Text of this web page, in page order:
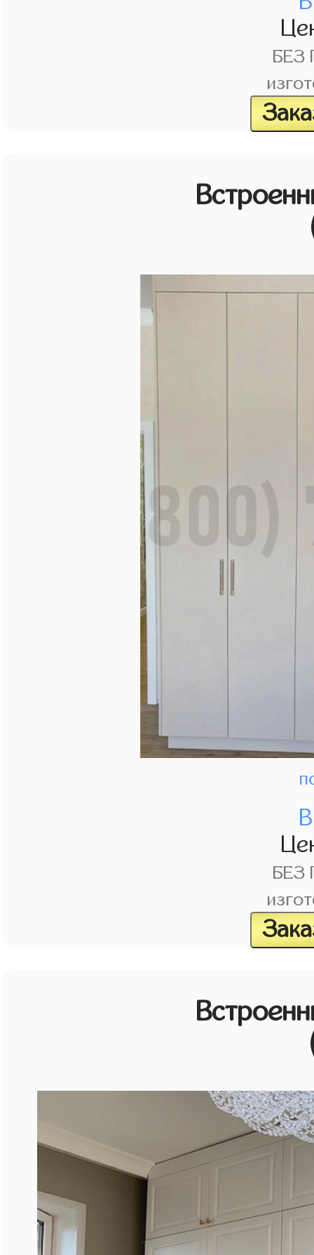
БЕЗ
БЕЗ